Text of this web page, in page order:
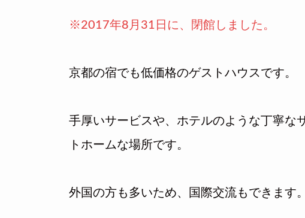
※2017年8月31日に、閉館しました。
京都の宿でも低価格のゲストハウスです。
手厚いサービスや、ホテルのような丁寧な
トホームな場所です。
外国の方も多いため、国際交流もできます。